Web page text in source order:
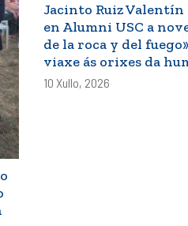
Jacinto Ruiz Valentín
en Alumni USC a
de la roca y del
viaxe ás orixes da
10 Xullo, 2026